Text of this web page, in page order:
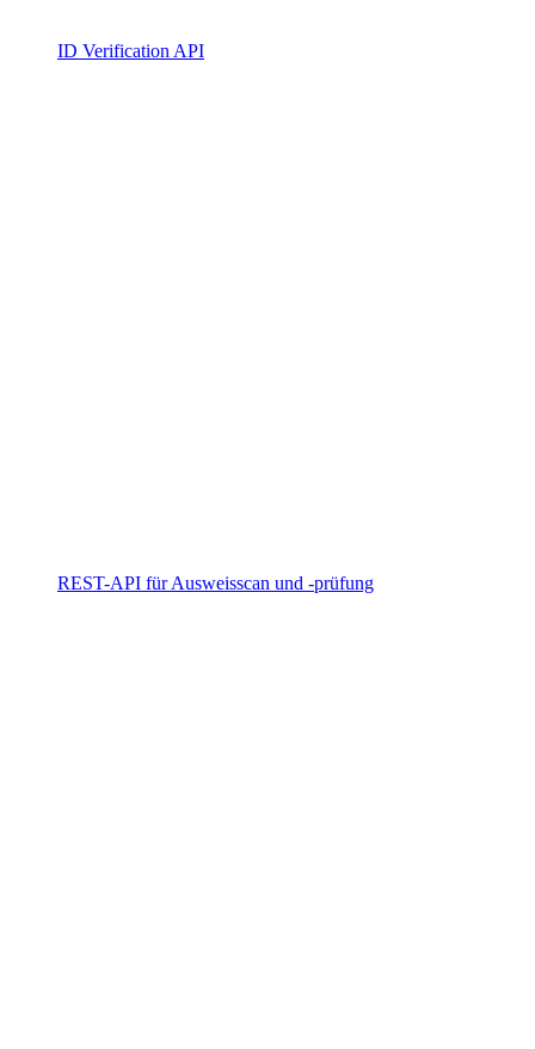
ID Verification API
REST-API für Ausweisscan und -prüfung